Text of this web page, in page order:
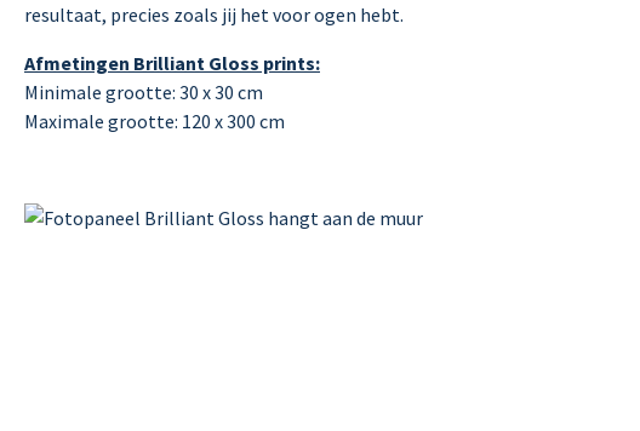
resultaat, precies zoals jij het voor ogen hebt.
Afmetingen Brilliant Gloss prints:
Minimale grootte: 30 x 30 cm
Maximale grootte: 120 x 300 cm